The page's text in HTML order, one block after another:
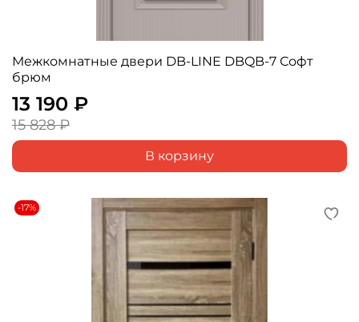
Межкомнатные двери DB-LINE DBQB-7 Софт
брюм
13 190 ₽
15 828 ₽
В корзину
-17%